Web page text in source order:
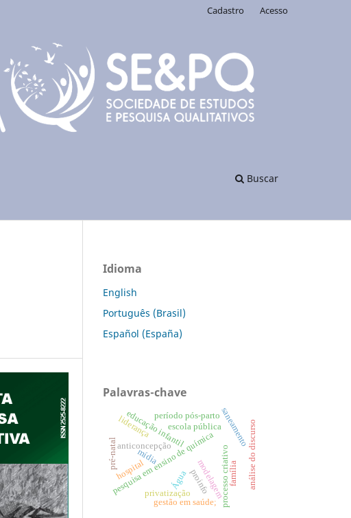
Buscar
Cadastro Acesso
Idioma
English
Português (Brasil)
Español (España)
Palavras-chave
pesquisa em ensino de química
saneamento
educação infantil
processo criativo
modelagem
privatização
Água análise do discurso
gestão em saúde;
mídia
proinfo
escola pública
anticoncepção
liderança
hospital
pré-natal
família
período pós-parto